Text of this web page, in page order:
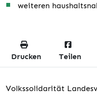
weiteren
Drucken Teilen
Volkssolidarität